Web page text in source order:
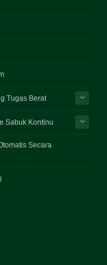
Tugas Berat
Sabuk Kontinu
Secara